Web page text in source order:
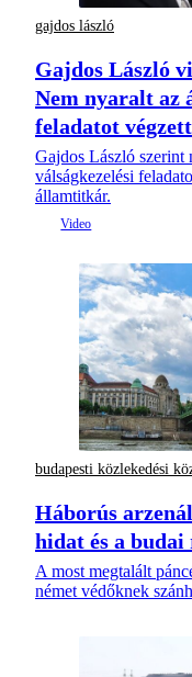
gajdos lászló
Gajdos László
Nem nyaralt az
feladatot végzett
Gajdos László szerint
válságkezelési
államtitkár.
budapesti közlekedési
Háborús
hidat és a
A most megtalált
német védőknek